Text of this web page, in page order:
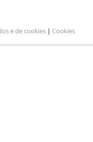
e de cookies | Cookies